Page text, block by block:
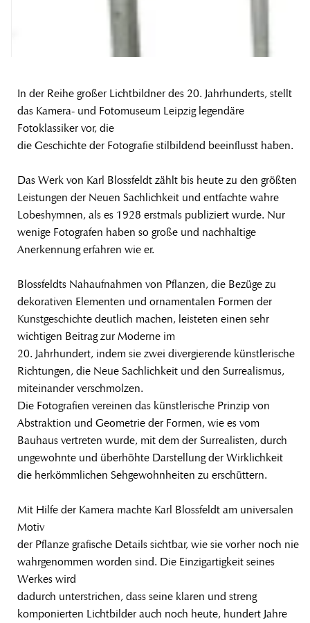
In der Reihe großer Lichtbildner des 20. Jahrhunderts, stellt
das Kamera- und Fotomuseum Leipzig legendäre
Fotoklassiker vor, die
die Geschichte der Fotografie stilbildend beeinflusst haben.
Das Werk von Karl Blossfeldt zählt bis heute zu den größten
Leistungen der Neuen Sachlichkeit und entfachte wahre
Lobeshymnen, als es 1928 erstmals publiziert wurde. Nur
wenige Fotografen haben so große und nachhaltige
Anerkennung erfahren wie er.
Blossfeldts Nahaufnahmen von Pflanzen, die Bezüge zu
dekorativen Elementen und ornamentalen Formen der
Kunstgeschichte deutlich machen, leisteten einen sehr
wichtigen Beitrag zur Moderne im
20. Jahrhundert, indem sie zwei divergierende künstlerische
Richtungen, die Neue Sachlichkeit und den Surrealismus,
miteinander verschmolzen.
Die Fotografien vereinen das künstlerische Prinzip von
Abstraktion und Geometrie der Formen, wie es vom
Bauhaus vertreten wurde, mit dem der Surrealisten, durch
ungewohnte und überhöhte Darstellung der Wirklichkeit
die herkömmlichen Sehgewohnheiten zu erschüttern.
Mit Hilfe der Kamera machte Karl Blossfeldt am universalen
Motiv
der Pflanze grafische Details sichtbar, wie sie vorher noch nie
wahrgenommen worden sind. Die Einzigartigkeit seines
Werkes wird
dadurch unterstrichen, dass seine klaren und streng
komponierten Lichtbilder auch noch heute, hundert Jahre